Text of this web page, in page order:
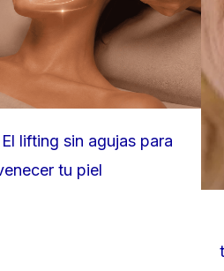
lifting sin agujas para
tu piel